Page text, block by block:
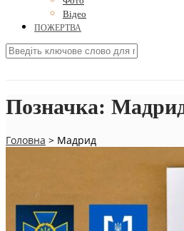
Відео
ПОЖЕРТВА
Позначка:
Головна > Мадрид